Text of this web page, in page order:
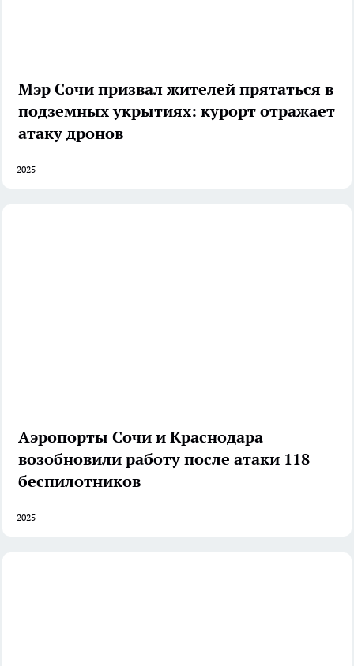
Мэр Сочи призвал жителей прятаться в
подземных укрытиях: курорт отражает
атаку дронов
2025
Аэропорты Сочи и Краснодара
возобновили работу после атаки 118
беспилотников
2025